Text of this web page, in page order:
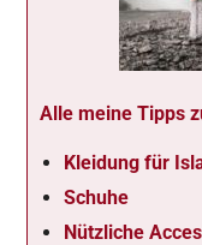
Alle meine Tipps
Kleidung für
Schuhe
Nützliche